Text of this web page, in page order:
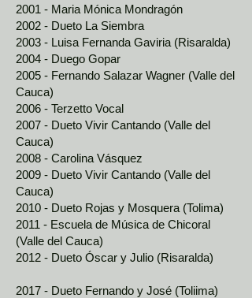
2001 - Maria Mónica Mondragón
2002 - Dueto La Siembra
2003 - Luisa Fernanda Gaviria (Risaralda)
2004 - Duego Gopar
2005 - Fernando Salazar Wagner (Valle del
Cauca)
2006 - Terzetto Vocal
2007 - Dueto Vivir Cantando (Valle del
Cauca)
2008 - Carolina Vásquez
2009 - Dueto Vivir Cantando (Valle del
Cauca)
2010 - Dueto Rojas y Mosquera (Tolima)
2011 - Escuela de Música de Chicoral
(Valle del Cauca)
2012 - Dueto Óscar y Julio (Risaralda)
2017 - Dueto Fernando y José (Toliima)